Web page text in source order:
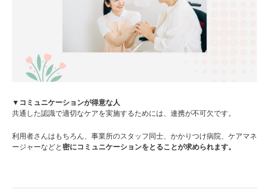
▼コミュニケーションが得意な人
共通した認識で適切なケアを実施するためには、連携が不可欠です。
利用者さんはもちろん、事業所のスタッフ同士、かかりつけ病院、ケアマネ
ージャーなどと 密にコミュニケーションをとることが求められます。